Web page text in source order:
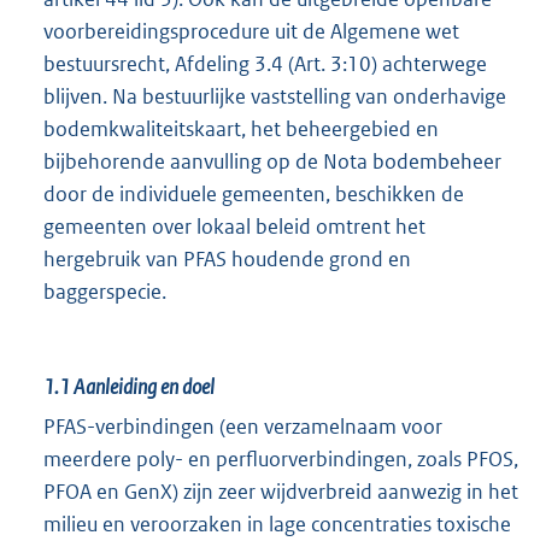
voorbereidingsprocedure uit de Algemene wet
bestuursrecht, Afdeling 3.4 (Art. 3:10) achterwege
blijven. Na bestuurlijke vaststelling van onderhavige
bodemkwaliteitskaart, het beheergebied en
bijbehorende aanvulling op de Nota bodembeheer
door de individuele gemeenten, beschikken de
gemeenten over lokaal beleid omtrent het
hergebruik van PFAS houdende grond en
baggerspecie.
1.1Aanleiding en doel
PFAS-verbindingen (een verzamelnaam voor
meerdere poly- en perfluorverbindingen, zoals PFOS,
PFOA en GenX) zijn zeer wijdverbreid aanwezig in het
milieu en veroorzaken in lage concentraties toxische